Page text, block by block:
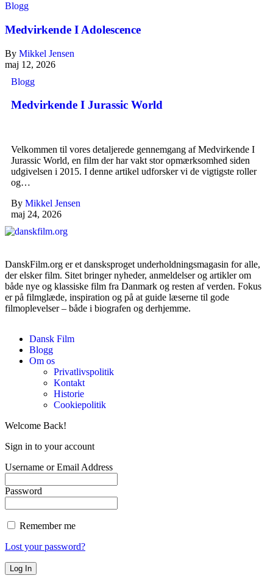
Blogg
Medvirkende I Jurassic World
Velkommen til vores detaljerede gennemgang af Medvirkende I
Jurassic World, en film der har vakt stor opmærksomhed siden
udgivelsen i 2015. I denne artikel udforsker vi de vigtigste roller
og…
By Mikkel Jensen
maj 24, 2026
Blogg
Medvirkende I Adolescence
By Mikkel Jensen
maj 12, 2026
DanskFilm.org er et dansksproget underholdningsmagasin for alle,
der elsker film. Sitet bringer nyheder, anmeldelser og artikler om
både nye og klassiske film fra Danmark og resten af verden. Fokus
er på filmglæde, inspiration og på at guide læserne til gode
filmoplevelser – både i biografen og derhjemme.
Dansk Film
Blogg
Om os
Privatlivspolitik
Kontakt
Historie
Cookiepolitik
Welcome Back!
Sign in to your account
Username or Email Address
Password
Remember me
Lost your password?